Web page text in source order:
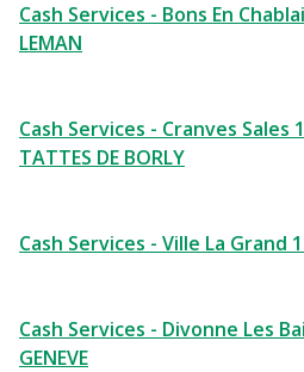
Cash Services - Bons En
LEMAN
Cash Services - Cranves Sales
TATTES DE BORLY
Cash Services - Ville La Grand 1
Cash Services - Divonne Les
GENEVE